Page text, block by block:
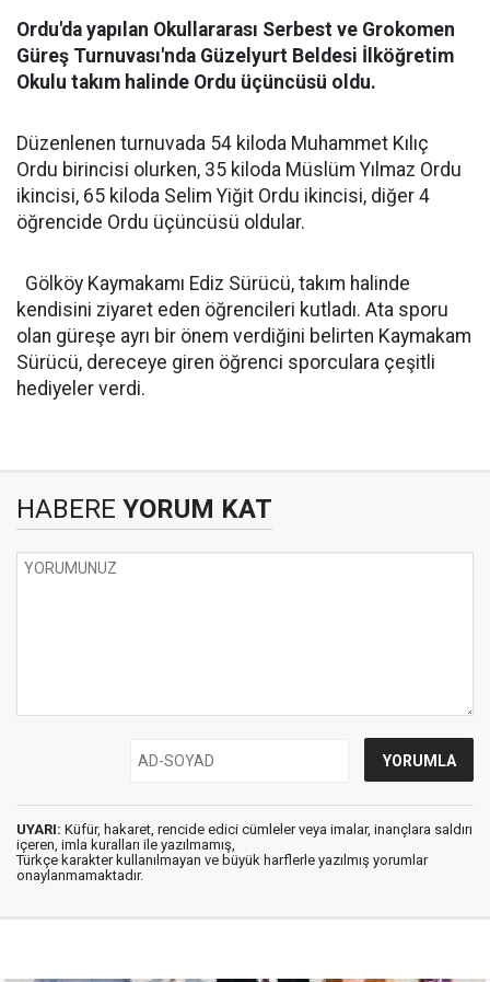
Ordu'da yapılan Okullararası Serbest ve Grokomen
Güreş Turnuvası'nda Güzelyurt Beldesi İlköğretim
Okulu takım halinde Ordu üçüncüsü oldu.
Düzenlenen turnuvada 54 kiloda Muhammet Kılıç
Ordu birincisi olurken, 35 kiloda Müslüm Yılmaz Ordu
ikincisi, 65 kiloda Selim Yiğit Ordu ikincisi, diğer 4
öğrencide Ordu üçüncüsü oldular.
Gölköy Kaymakamı Ediz Sürücü, takım halinde
kendisini ziyaret eden öğrencileri kutladı. Ata sporu
olan güreşe ayrı bir önem verdiğini belirten Kaymakam
Sürücü, dereceye giren öğrenci sporculara çeşitli
hediyeler verdi.
HABERE YORUM KAT
UYARI: Küfür, hakaret, rencide edici cümleler veya imalar, inançlara saldırı
içeren, imla kuralları ile yazılmamış,
Türkçe karakter kullanılmayan ve büyük harflerle yazılmış yorumlar
onaylanmamaktadır.